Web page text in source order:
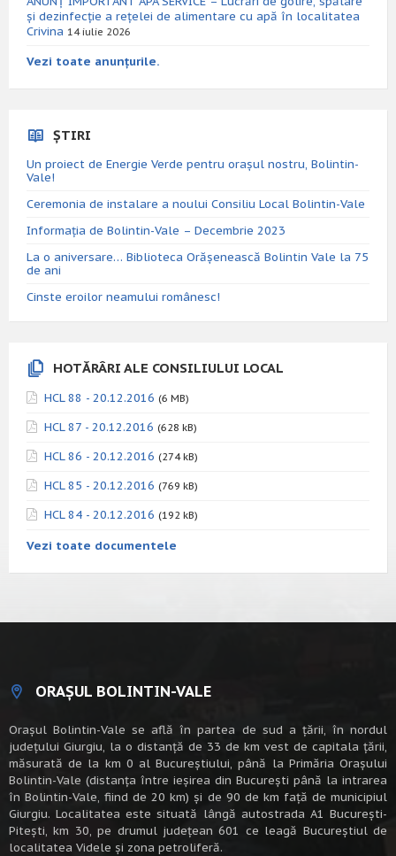
și dezinfecție a rețelei de alimentare cu apă în localitatea
Crivina 14 iulie 2026
Vezi toate anunțurile.
ȘTIRI
Un proiect de Energie Verde pentru orașul nostru, Bolintin-
Vale!
Ceremonia de instalare a noului Consiliu Local Bolintin-Vale
Informația de Bolintin-Vale – Decembrie 2023
La o aniversare… Biblioteca Orăşenească Bolintin Vale la 75
de ani
Cinste eroilor neamului românesc!
HOTĂRÂRI ALE CONSILIULUI LOCAL
HCL 88 - 20.12.2016 (6 MB)
HCL 87 - 20.12.2016 (628 kB)
HCL 86 - 20.12.2016 (274 kB)
HCL 85 - 20.12.2016 (769 kB)
HCL 84 - 20.12.2016 (192 kB)
Vezi toate documentele
ORAȘUL BOLINTIN-VALE
Oraşul Bolintin-Vale se află în partea de sud a ţării, în nordul
judeţului Giurgiu, la o distanţă de 33 de km vest de capitala țării,
măsurată de la km 0 al Bucureștiului, până la Primăria Orașului
Bolintin-Vale (distanța între ieșirea din București până la intrarea
în Bolintin-Vale, fiind de 20 km) şi de 90 de km faţă de municipiul
Giurgiu. Localitatea este situată lângă autostrada A1 Bucureşti-
Piteşti, km 30, pe drumul judeţean 601 ce leagă Bucureştiul de
localitatea Videle şi zona petroliferă.